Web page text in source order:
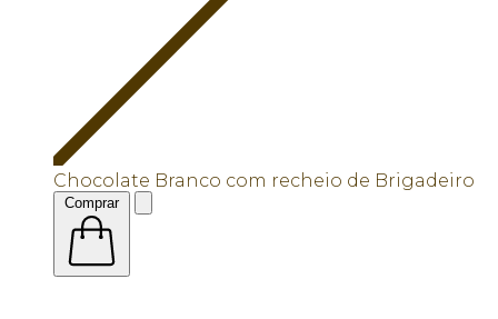
Chocolate Branco com recheio de Brigadeiro
Comprar